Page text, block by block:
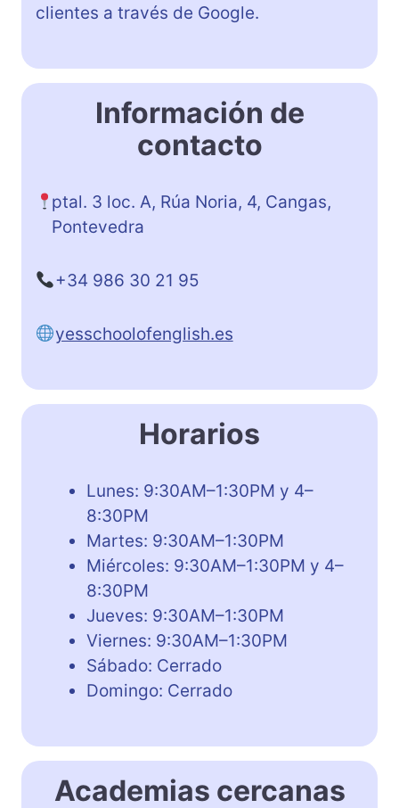
clientes a través de Google.
Información de
contacto
ptal. 3 loc. A, Rúa Noria, 4, Cangas,
Pontevedra
+34 986 30 21 95
yesschoolofenglish.es
Horarios
Lunes: 9:30AM–1:30PM y 4–
8:30PM
Martes: 9:30AM–1:30PM
Miércoles: 9:30AM–1:30PM y 4–
8:30PM
Jueves: 9:30AM–1:30PM
Viernes: 9:30AM–1:30PM
Sábado: Cerrado
Domingo: Cerrado
Academias cercanas